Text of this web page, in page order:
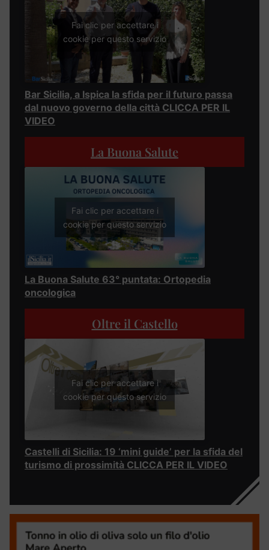
Fai clic per accettare i
cookie per questo servizio
Bar Sicilia, a Ispica la sfida per il futuro passa
dal nuovo governo della città CLICCA PER IL
VIDEO
La Buona Salute
Fai clic per accettare i
cookie per questo servizio
La Buona Salute 63° puntata: Ortopedia
oncologica
Oltre il Castello
Fai clic per accettare i
cookie per questo servizio
Castelli di Sicilia: 19 ‘mini guide’ per la sfida del
turismo di prossimità CLICCA PER IL VIDEO